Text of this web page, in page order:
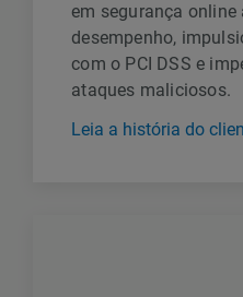
em segurança
desempenho,
com o PCI DSS e
ataques maliciosos.
Leia a história do